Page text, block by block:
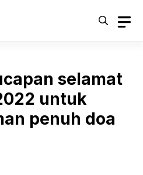
selamat
untuk
penuh doa